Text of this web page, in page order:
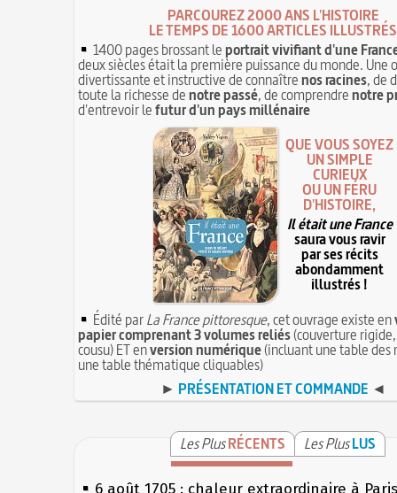
PARCOUREZ 2000 ANS L'HISTOIRE
LE TEMPS DE 1600 ARTICLES ILLUSTRÉS
1400 pages brossant leportrait vivifiant d'une
deux siècles était la première puissance du monde. Une
divertissante et instructive de connaîtrenos racines, de
toute la richesse denotre passé, de comprendrenotre
d'entrevoir lefutur d'un pays millénaire
QUE VOUS SOYEZ
UN SIMPLE
CURIEUX
OU UN FÉRU
D'HISTOIRE,
Il était une France
saura vous ravir
par ses récits
abondamment
illustrés !
Édité parLa France pittoresque, cet ouvrage existe en
papier comprenant 3 volumes reliés(couverture
cousu) ET enversion numérique(incluant une table des
une table thématique cliquables)
► PRÉSENTATION ET COMMANDE ◄
Les PlusRÉCENTS Les PlusLUS
6 août 1705 : chaleur extraordinaire à Paris